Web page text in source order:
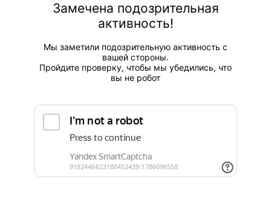
Замечена подозрительная
активность!
Мы заметили подозрительную активность с
вашей стороны.
Пройдите проверку, чтобы мы убедились, что
вы не робот